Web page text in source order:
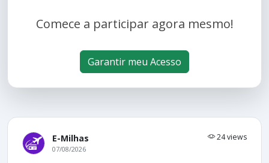
Comece a participar agora mesmo!
Garantir meu Acesso
E-Milhas 24 views
07/08/2026